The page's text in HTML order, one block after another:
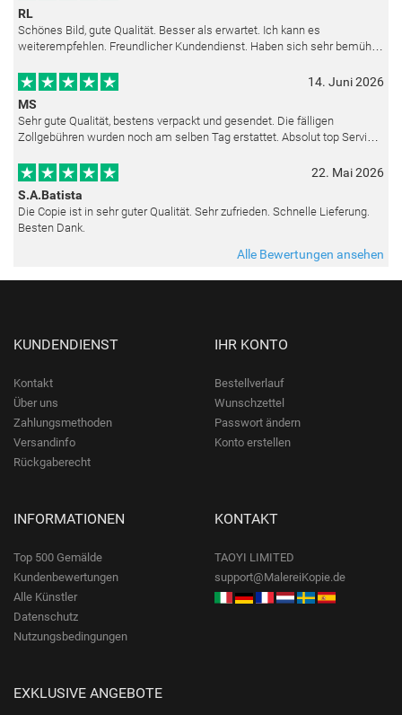
RL
Schönes Bild, gute Qualität. Besser als erwartet. Ich kann es
weiterempfehlen. Freundlicher Kundendienst. Haben sich sehr bemüht
14. Juni 2026
MS
Sehr gute Qualität, bestens verpackt und gesendet. Die fälligen
Zollgebühren wurden noch am selben Tag erstattet. Absolut top Service
22. Mai 2026
S.A.Batista
Die Copie ist in sehr guter Qualität. Sehr zufrieden. Schnelle Lieferung.
Besten Dank.
Alle Bewertungen ansehen
KUNDENDIENST
Kontakt
Über uns
Zahlungsmethoden
Versandinfo
Rückgaberecht
IHR KONTO
Bestellverlauf
Wunschzettel
Passwort ändern
Konto erstellen
INFORMATIONEN
Top 500 Gemälde
Kundenbewertungen
Alle Künstler
Datenschutz
Nutzungsbedingungen
KONTAKT
TAOYI LIMITED
support@MalereiKopie.de
EXKLUSIVE ANGEBOTE